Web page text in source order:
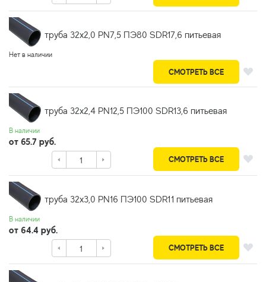
труба 32х2,0 PN7,5 ПЭ80 SDR17,6 питьевая
Нет в наличии
СМОТРЕТЬ ВСЕ
труба 32х2,4 PN12,5 ПЭ100 SDR13,6 питьевая
В наличии
от 65.7 руб.
СМОТРЕТЬ ВСЕ
труба 32х3,0 PN16 ПЭ100 SDR11 питьевая
В наличии
от 64.4 руб.
СМОТРЕТЬ ВСЕ